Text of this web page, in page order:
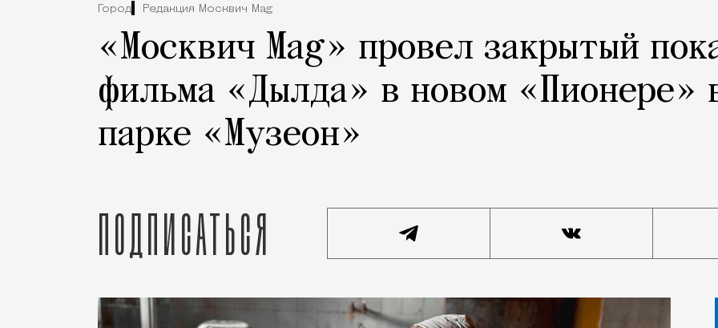
Город Редакция Москвич Mag
«Москвич Mag» провел закрытый
фильма «Дылда» в новом «Пионере»
парке «Музеон»
Подписаться